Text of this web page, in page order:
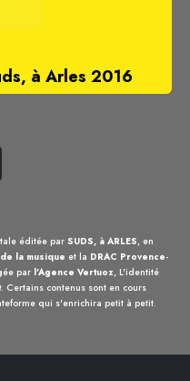
à Arles 2016
éditée parSUDS, à ARLES, en
la musique et la DRAC Provence-
par l'Agence Vertuoz, L'identité
. Certains contenus sont en cours
qui s'enrichira petit à petit.